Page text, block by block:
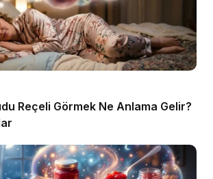
Reçeli Görmek Ne Anlama Gelir?